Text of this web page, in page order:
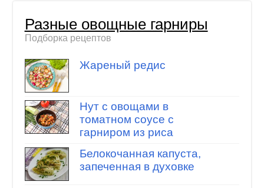
Разные овощные гарниры
Подборка рецептов
Жареный редис
Нут с овощами в
томатном соусе с
гарниром из риса
Белокочанная капуста,
запеченная в духовке